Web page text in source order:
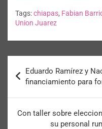
Tags:chiapas, Fabian
Union Juarez
Eduardo Ramírez y
financiamiento para
Con taller sobre
su personal